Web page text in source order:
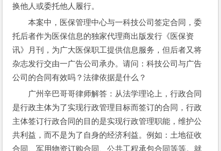
换他人或委托他人履行。
本案中，医保管理中心与一科技公司签定合同，委
托后者作为医保信息的独家代理商出版发行《医保资
讯》月刊，为广大医保职工提供信息服务，但后者又将
杂志发行交由一广告公司承办。请问：科技公司与广告
公司的合同有效吗？法律依据是什么？
广州辛巴哥哥律师解答：从法学理论上，行政合同
是行政主体为了实现行政管理目标而签订的合同，行政
主体签订行政合同的目的是实现行政管理职能，维护公
共利益，而不是为了自身的经济利益。例如：土地征收
合同、军用物资订购合同、公共工程承包合同等等。就